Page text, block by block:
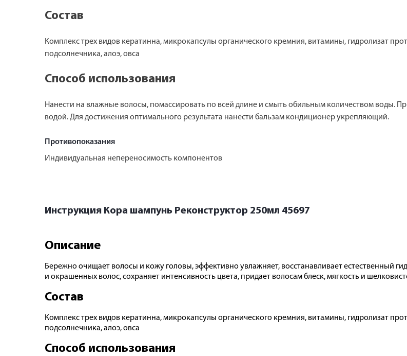
Состав
Комплекс трех видов кератинна, микрокапсулы органического кремния, витамины, гидролизат
подсолнечника, алоэ, овса
Способ использования
Нанести на влажные волосы, помассировать по всей длине и смыть обильным количеством воды.
водой. Для достижения оптимального результата нанести бальзам кондиционер укрепляющий.
Противопоказания
Индивидуальная непереносимость компонентов
Инструкция Кора шампунь Реконструктор 250мл 45697
Описание
Бережно очищает волосы и кожу головы, эффективно увлажняет, восстанавливает естественный
и окрашенных волос, сохраняет интенсивность цвета, придает волосам блеск, мягкость и
Состав
Комплекс трех видов кератинна, микрокапсулы органического кремния, витамины, гидролизат
подсолнечника, алоэ, овса
Способ использования